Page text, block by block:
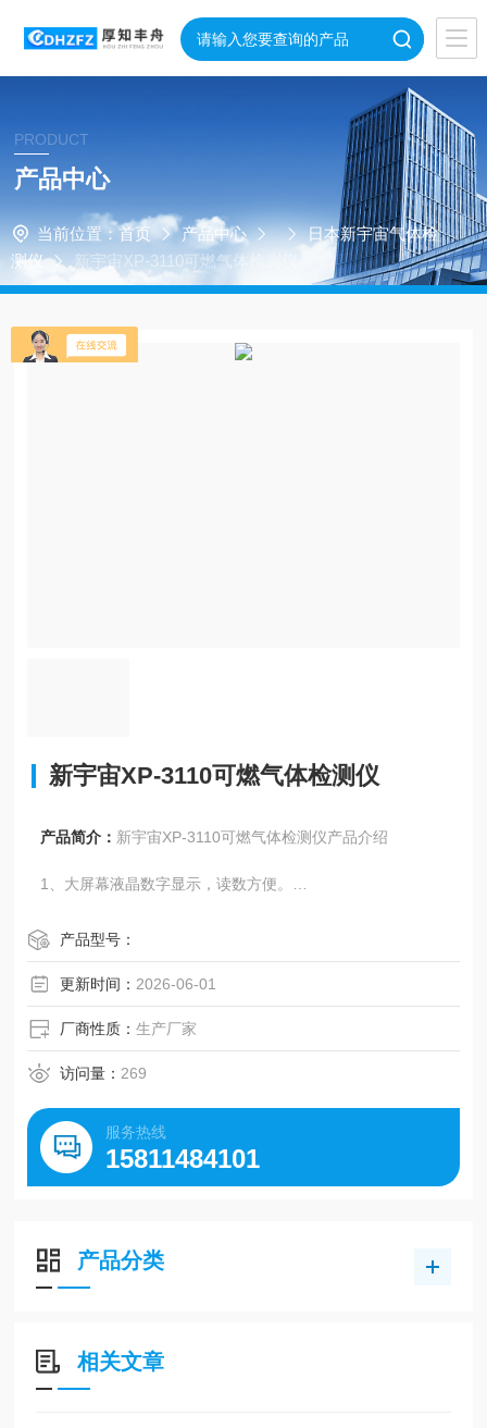
PRODUCT
产品中心
当前位置： 首页 产品中心
日本新宇宙气体检
测仪
新宇宙XP-3110可燃气体检测仪
新宇宙XP-3110可燃气体检测仪
产品简介： 新宇宙XP-3110可燃气体检测仪产品介绍
1、大屏幕液晶数字显示，读数方便。
2、小型、轻量
3、内置*的微型电磁泵，自动采样被测气体
4、本质安全防爆型，可在各种危险场所使用
5、带有报警音接触按键和液晶黑暗照明灯。
产品型号：
更新时间： 2026-06-01
厂商性质：生产厂家
访问量： 269
服务热线
15811484101
产品分类
相关文章